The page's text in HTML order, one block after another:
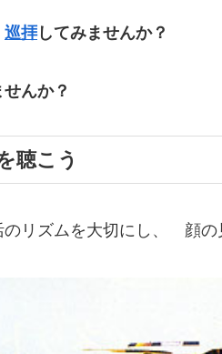
巡拝してみませんか？
んか？
聴こう
のリズムを大切にし、 顔の